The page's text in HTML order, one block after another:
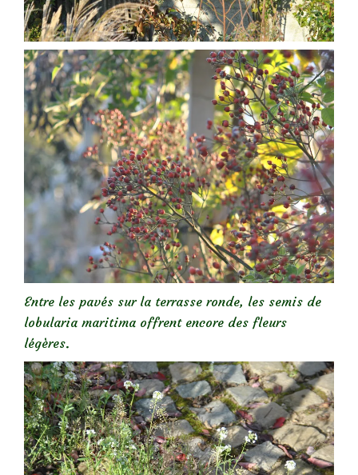
Entre les pavés sur la terrasse ronde, les semis de
lobularia maritima offrent encore des fleurs
légères.